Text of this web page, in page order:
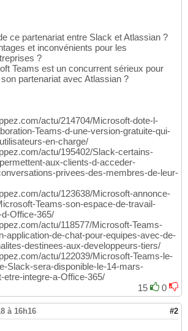
ce partenariat entre Slack et Atlassian ?
et inconvénients pour les
?
Teams est un concurrent sérieux pour
partenariat avec Atlassian ?
actu/214704/Microsoft-dote-l-
Teams-d-une-version-gratuite-qui-
en-charge/
actu/195402/Slack-certains-
aux-clients-d-acceder-
privees-des-membres-de-leur-
actu/123638/Microsoft-annonce-
Teams-son-espace-de-travail-
Office-365/
actu/118577/Microsoft-Teams-
application-de-chat-pour-equipes-avec-de-
destinees-aux-developpeurs-tiers/
actu/122039/Microsoft-Teams-le-
Slack-sera-disponible-le-14-mars-
etre-integre-a-Office-365/
15
0
à 16h16 #2